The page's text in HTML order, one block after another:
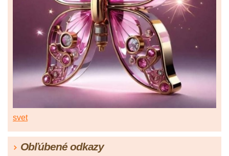
svet
Obľúbené odkazy